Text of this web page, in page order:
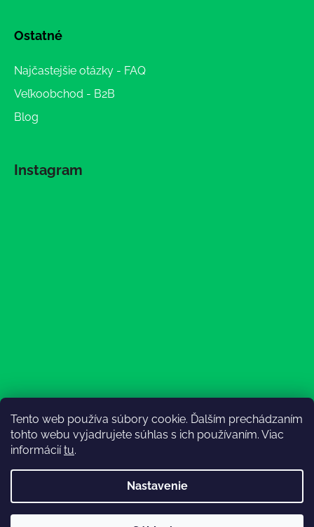
Tento web používa súbory cookie. Ďalším prechádzaním
tohto webu vyjadrujete súhlas s ich používaním. Viac
informáciítu.
Nastavenie
Ostatné
Najčastejšie otázky - FAQ
Veľkoobchod - B2B
Blog
Instagram
Sledovať na Instagrame